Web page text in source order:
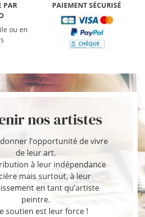
PAR
ou en
PAIEMENT SÉCURISÉ
nos artistes
donner l’opportunité de vivre
de leur art.
à leur indépendance
mais surtout, à leur
en tant qu’artiste
peintre.
soutien est leur force !